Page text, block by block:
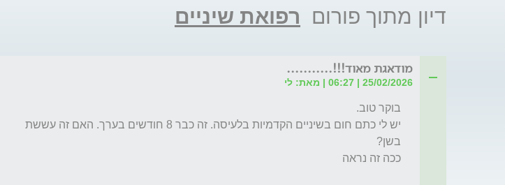
דיון מתוך פורום רפואת שיניים
מודאגת מאוד!!!...........
25/02/2026 | 06:27 | מאת: לי